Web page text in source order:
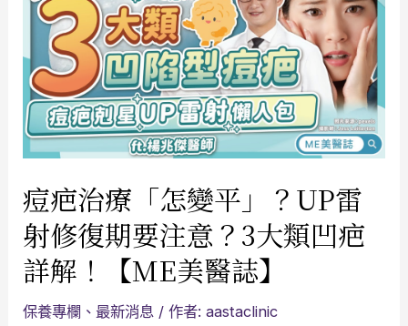
痘疤治療「怎變平」？UP雷
射修復期要注意？3大類凹疤
詳解！【ME美醫誌】
保養專欄 、 最新消息 / 作者:aastaclinic